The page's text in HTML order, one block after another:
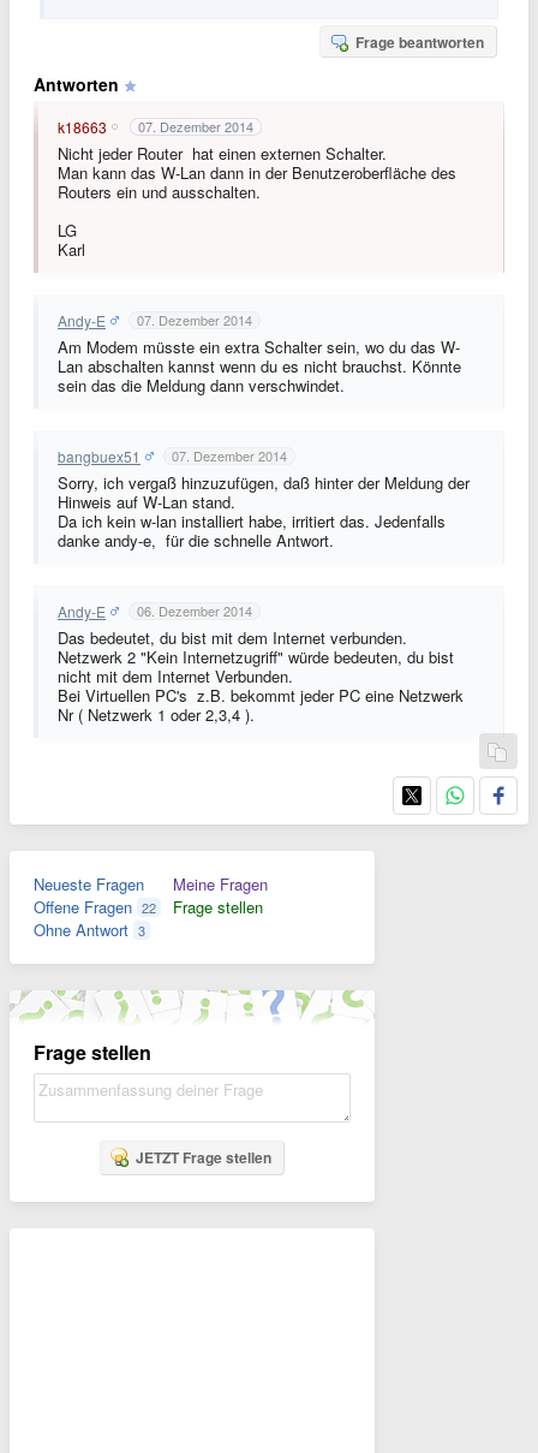
Frage beantworten
Antworten
k18663 07. Dezember 2014
Nicht jeder Router hat einen externen Schalter.
Man kann das W-Lan dann in der Benutzeroberfläche des
Routers ein und ausschalten.
LG
Karl
Andy-E 07. Dezember 2014
Am Modem müsste ein extra Schalter sein, wo du das W-
Lan abschalten kannst wenn du es nicht brauchst. Könnte
sein das die Meldung dann verschwindet.
bangbuex51 07. Dezember 2014
Sorry, ich vergaß hinzuzufügen, daß hinter der Meldung der
Hinweis auf W-Lan stand.
Da ich kein w-lan installiert habe, irritiert das. Jedenfalls
danke andy-e, für die schnelle Antwort.
Andy-E 06. Dezember 2014
Das bedeutet, du bist mit dem Internet verbunden.
Netzwerk 2 "Kein Internetzugriff" würde bedeuten, du bist
nicht mit dem Internet Verbunden.
Bei Virtuellen PC's z.B. bekommt jeder PC eine Netzwerk
Nr ( Netzwerk 1 oder 2,3,4 ).
Neueste Fragen
Offene Fragen 22
Ohne Antwort 3
Meine Fragen
Frage stellen
Frage stellen
JETZT Frage stellen